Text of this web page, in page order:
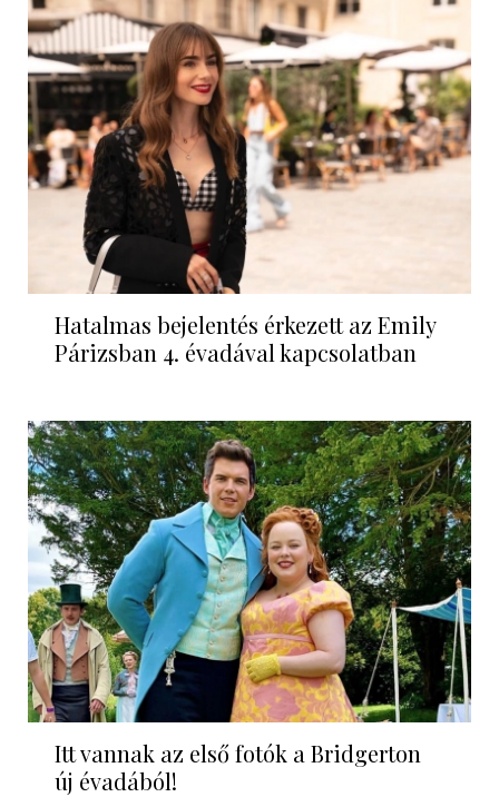
Hatalmas bejelentés érkezett az Emily
Párizsban 4. évadával kapcsolatban
Itt vannak az első fotók a Bridgerton
új évadából!